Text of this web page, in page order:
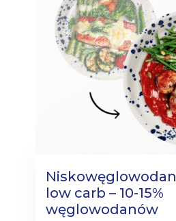
low carb – 10-15%
węglowodanów